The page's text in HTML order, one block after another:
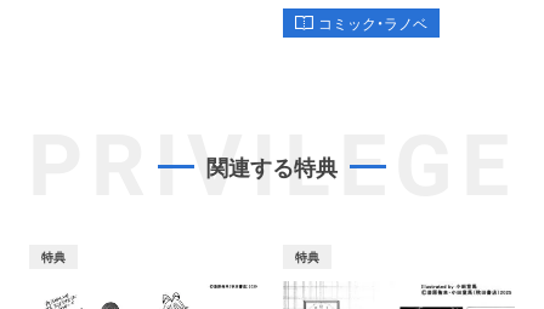
コミック・ラノベ
PRIVILEGE
関連する特典
特典 特典